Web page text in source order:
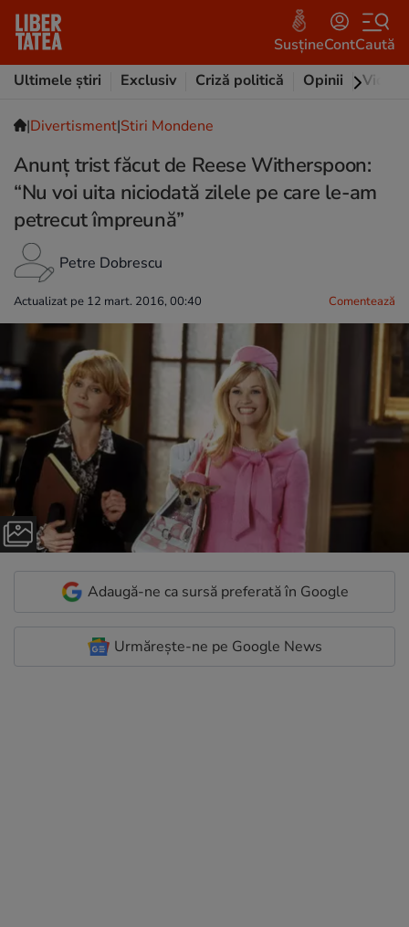
SusțineContCaută
Ultimele știri
Exclusiv Criză politică Opinii Video
|Divertisment|Stiri Mondene
Anunț trist făcut de Reese Witherspoon:
“Nu voi uita niciodată zilele pe care le-am
petrecut împreună”
Petre Dobrescu
Actualizat pe 12 mart. 2016, 00:40 Comentează
Adaugă-ne ca sursă preferată în Google
Urmărește-ne pe Google News